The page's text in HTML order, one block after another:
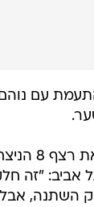
עם
אליניב
אביב: "זה
השתנה, אבל